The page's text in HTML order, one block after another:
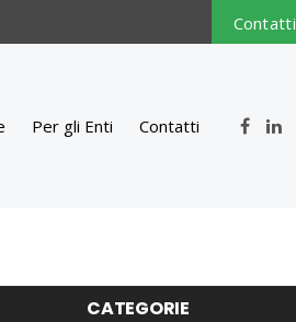
Contatti
Per gli Enti Contatti
CATEGORIE